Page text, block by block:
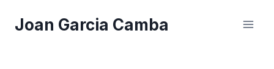
Joan Garcia Camba